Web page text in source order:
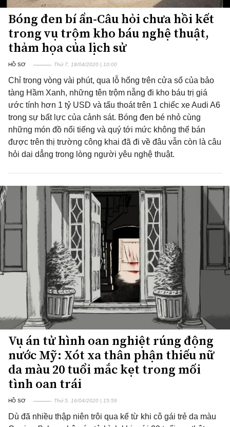
Bóng đen bí ẩn-Câu hỏi chưa hồi kết
trong vụ trộm kho báu nghệ thuật,
thảm họa của lịch sử
HỒ SƠ Thứ 7, 18/04/2020 | 10:00
Chỉ trong vòng vài phút, qua lỗ hổng trên cửa sổ của bảo
tàng Hầm Xanh, những tên trộm nẫng đi kho báu trị giá
ước tính hơn 1 tỷ USD và tẩu thoát trên 1 chiếc xe Audi A6
trong sự bất lực của cảnh sát. Bóng đen bé nhỏ cùng
những món đồ nổi tiếng và quý tới mức không thể bán
được trên thị trường công khai đã đi về đâu vẫn còn là câu
hỏi dai dẳng trong lòng người yêu nghệ thuật.
Vụ án tử hình oan nghiệt rúng động
nước Mỹ: Xót xa thân phận thiếu nữ
da màu 20 tuổi mắc kẹt trong mối
tình oan trái
HỒ SƠ Thứ 5, 16/04/2020 | 15:59
Dù đã nhiều thập niên trôi qua kể từ khi cô gái trẻ da màu